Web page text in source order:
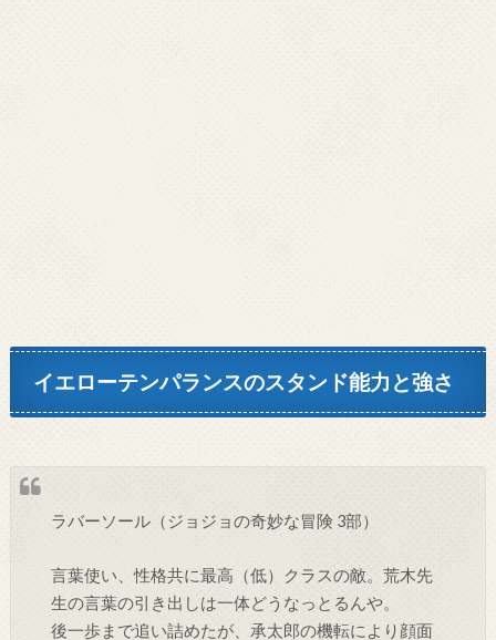
イエローテンパランスのスタンド能力と強さ
ラバーソール（ジョジョの奇妙な冒険 3部）
言葉使い、性格共に最高（低）クラスの敵。荒木先
生の言葉の引き出しは一体どうなっとるんや。
後一歩まで追い詰めたが、承太郎の機転により顔面